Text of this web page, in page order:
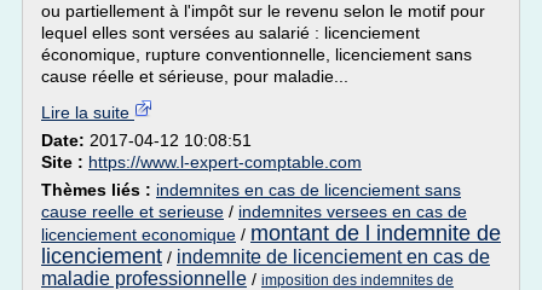
ou partiellement à l'impôt sur le revenu selon le motif pour
lequel elles sont versées au salarié : licenciement
économique, rupture conventionnelle, licenciement sans
cause réelle et sérieuse, pour maladie...
Lire la suite
Date: 2017-04-12 10:08:51
Site : https://www.l-expert-comptable.com
Thèmes liés : indemnites en cas de licenciement sans
cause reelle et serieuse / indemnites versees en cas de
licenciement economique / montant de l indemnite de
licenciement / indemnite de licenciement en cas de
maladie professionnelle / imposition des indemnites de